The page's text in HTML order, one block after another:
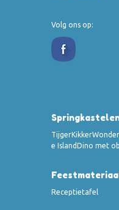
Volg ons op:
TijgerKikker
e Island Dino met
Receptietafel